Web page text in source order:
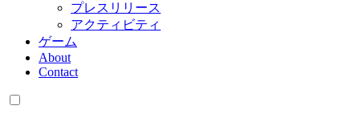
プレスリリース
アクティビティ
ゲーム
About
Contact